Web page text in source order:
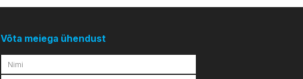
Võta meiega ühendust